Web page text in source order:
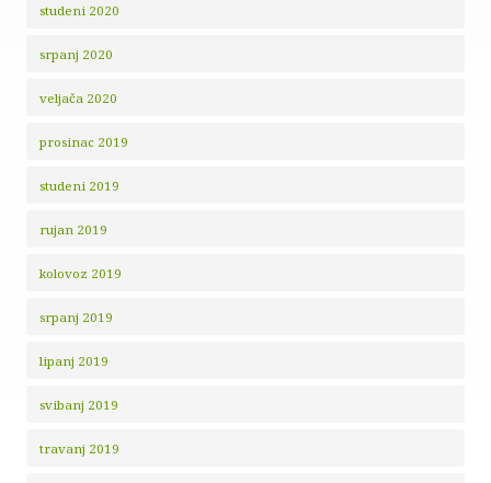
studeni 2020
srpanj 2020
veljača 2020
prosinac 2019
studeni 2019
rujan 2019
kolovoz 2019
srpanj 2019
lipanj 2019
svibanj 2019
travanj 2019